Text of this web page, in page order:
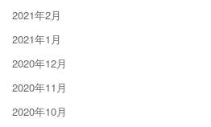
2021年2月
2021年1月
2020年12月
2020年11月
2020年10月